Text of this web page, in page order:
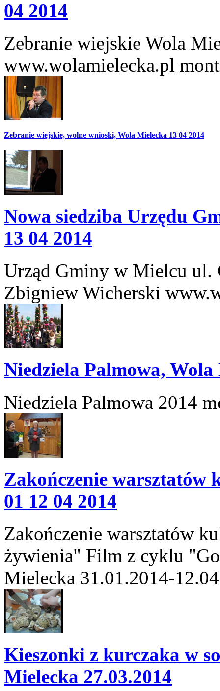
04 2014
Zebranie wiejskie Wola
www.wolamielecka.pl
Zebranie wiejskie, wolne wnioski, Wola Mielecka 13 04 2014
Nowa siedziba Urzędu
13 04 2014
Urząd Gminy w Mielcu ul.
Zbigniew Wicherski
Niedziela Palmowa, Wola
Niedziela Palmowa 2014
Zakończenie warsztatów
01 12 04 2014
Zakończenie warsztatów
żywienia" Film z cyklu
Mielecka 31.01.2014-
Kieszonki z kurczaka w
Mielecka 27.03.2014